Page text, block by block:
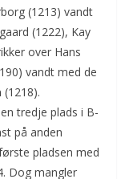
(1213) vandt
(1222), Kay
over Hans
vandt med de
tredje plads i B-
på anden
pladsen med
Dog mangler